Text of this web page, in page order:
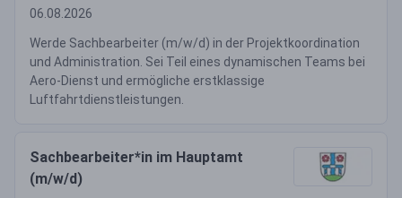
06.08.2026
Werde Sachbearbeiter (m/w/d) in der Projektkoordination
und Administration. Sei Teil eines dynamischen Teams bei
Aero-Dienst und ermögliche erstklassige
Luftfahrtdienstleistungen.
Sachbearbeiter*in im Hauptamt
(m/w/d)